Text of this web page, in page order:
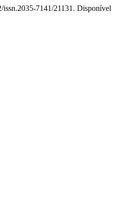
7141/21131. Disponível